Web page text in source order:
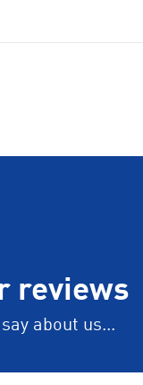
reviews
about us...